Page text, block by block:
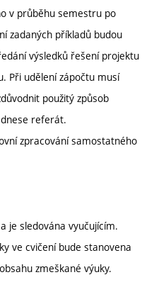
v průběhu semestru po
zadaných příkladů budou
výsledků řešení projektu
Při udělení zápočtu musí
použitý způsob
referát.
zpracování samostatného
je sledována vyučujícím.
ve cvičení bude stanovena
zmeškané výuky.